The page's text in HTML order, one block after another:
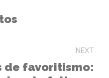
NEXT
de favoritismo: